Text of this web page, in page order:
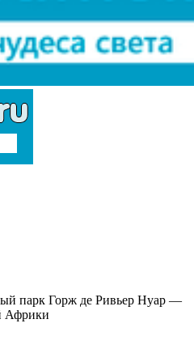
парк Горж де Ривьер Нуар —
Африки